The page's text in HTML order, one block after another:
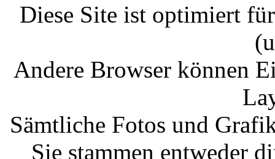
Diese Site ist optimiert
Andere Browser können
Sämtliche Fotos und
Sie stammen entweder